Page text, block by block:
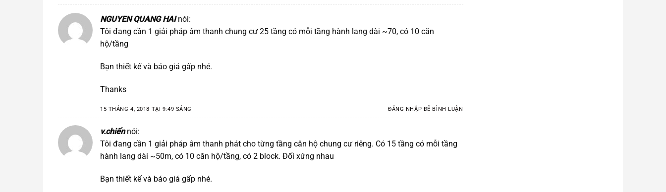
NGUYEN QUANG HAI nói:
Tôi đang cần 1 giải pháp âm thanh chung cư 25 tầng có mỗi tầng hành lang dài ~70, có 10 căn
hộ/tầng
Bạn thiết kế và báo giá gấp nhé.
Thanks
15 THÁNG 4, 2018 TẠI 9:49 SÁNG ĐĂNG NHẬP ĐỂ BÌNH LUẬN
v.chiến nói:
Tôi đang cần 1 giải pháp âm thanh phát cho từng tầng căn hộ chung cư riêng. Có 15 tầng có mỗi tầng
hành lang dài ~50m, có 10 căn hộ/tầng, có 2 block. Đối xứng nhau
Bạn thiết kế và báo giá gấp nhé.